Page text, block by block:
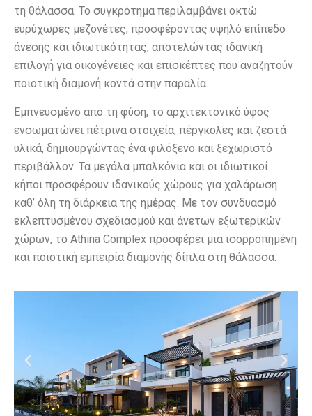
τη θάλασσα. Το συγκρότημα περιλαμβάνει οκτώ
ευρύχωρες μεζονέτες, προσφέροντας υψηλό επίπεδο
άνεσης και ιδιωτικότητας, αποτελώντας ιδανική
επιλογή για οικογένειες και επισκέπτες που αναζητούν
ποιοτική διαμονή κοντά στην παραλία.
Εμπνευσμένο από τη φύση, το αρχιτεκτονικό ύφος
ενσωματώνει πέτρινα στοιχεία, πέργκολες και ζεστά
υλικά, δημιουργώντας ένα φιλόξενο και ξεχωριστό
περιβάλλον. Τα μεγάλα μπαλκόνια και οι ιδιωτικοί
κήποι προσφέρουν ιδανικούς χώρους για χαλάρωση
καθ’ όλη τη διάρκεια της ημέρας. Με τον συνδυασμό
εκλεπτυσμένου σχεδιασμού και άνετων εξωτερικών
χώρων, το Athina Complex προσφέρει μια ισορροπημένη
και ποιοτική εμπειρία διαμονής δίπλα στη θάλασσα.